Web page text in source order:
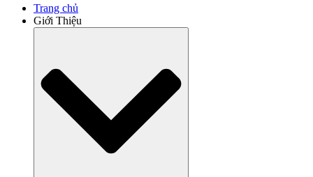
Trang chủ
Giới Thiệu